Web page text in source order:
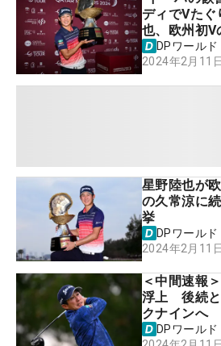
ディでVた
也、欧州初V
DPワールド
2024年2月11
星野陸也が
の久常涼に
挙
DPワールド
2024年2月11
＜中間速報
浮上 後続と
クナインへ
DPワールド